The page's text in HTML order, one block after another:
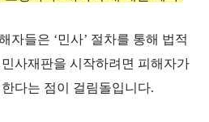
자들은 ‘민사’ 절차를 통해 법적
사재판을 시작하려면 피해자가
다는 점이 걸림돌입니다.